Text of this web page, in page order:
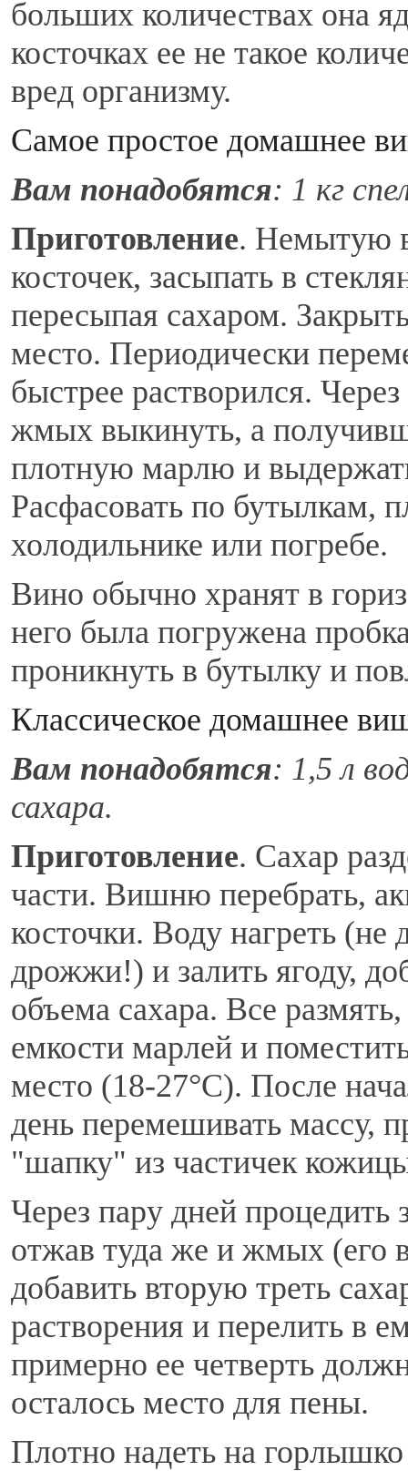
больших количествах она
косточках ее не такое
вред организму.
Самое простое домашнее
Вам понадобятся: 1 кг
Приготовление. Немытую
косточек, засыпать в
пересыпая сахаром.
место. Периодически
быстрее растворился.
жмых выкинуть, а
плотную марлю и
Расфасовать по бутылкам,
холодильнике или погребе.
Вино обычно хранят в
него была погружена
проникнуть в бутылку и
Классическое домашнее
Вам понадобятся: 1,5 л
сахара.
Приготовление. Сахар
части. Вишню перебрать,
косточки. Воду нагреть
дрожжи!) и залить ягоду,
объема сахара. Все
емкости марлей и
место (18-27°C). После
день перемешивать массу,
"шапку" из частичек
Через пару дней
отжав туда же и жмых (его
добавить вторую треть
растворения и перелить в
примерно ее четверть
осталось место для пены.
Плотно надеть на